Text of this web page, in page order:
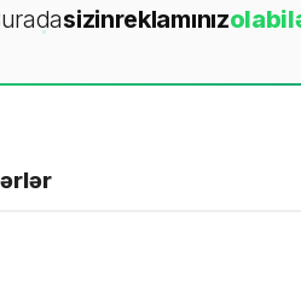
sizinreklamınızola